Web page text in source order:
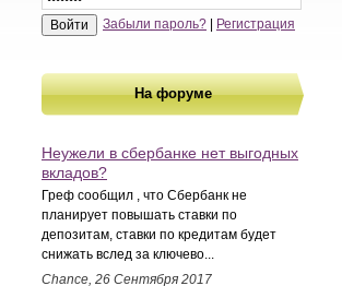
Забыли пароль? Регистрация
На форуме
Неужели в сбербанке нет выгодных
вкладов?
Греф сообщил , что Сбербанк не
планирует повышать ставки по
депозитам, ставки по кредитам будет
снижать вслед за ключево...
Chance, 26 Сентября 2017